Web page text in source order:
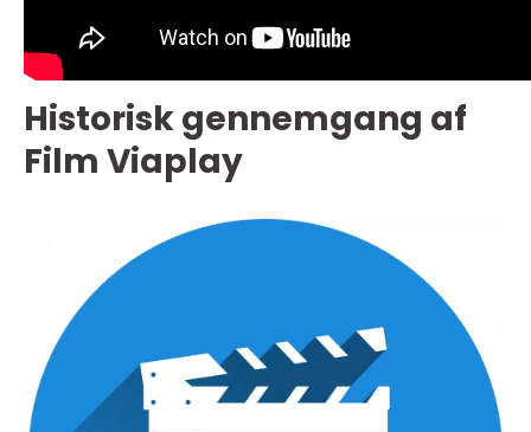
Historisk gennemgang af
Film Viaplay